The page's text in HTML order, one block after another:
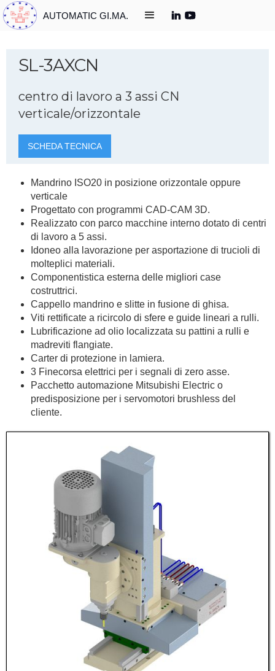
AUTOMATIC GI.MA.
SL-3AXCN
centro di lavoro a 3 assi CN
verticale/orizzontale
SCHEDA TECNICA
Mandrino ISO20 in posizione orizzontale oppure
verticale
Progettato con programmi CAD-CAM 3D.
Realizzato con parco macchine interno dotato di centri
di lavoro a 5 assi.
Idoneo alla lavorazione per asportazione di trucioli di
molteplici materiali.
Componentistica esterna delle migliori case
costruttrici.
Cappello mandrino e slitte in fusione di ghisa.
Viti rettificate a ricircolo di sfere e guide lineari a rulli.
Lubrificazione ad olio localizzata su pattini a rulli e
madreviti flangiate.
Carter di protezione in lamiera.
3 Finecorsa elettrici per i segnali di zero asse.
Pacchetto automazione Mitsubishi Electric o
predisposizione per i servomotori brushless del
cliente.